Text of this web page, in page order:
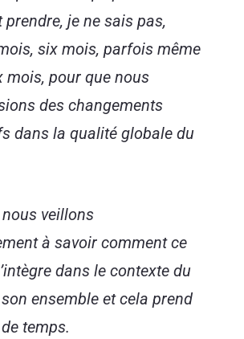
je ne sais pas,
six mois, parfois même
mois, pour que nous
des changements
dans la qualité globale du
veillons
à savoir comment ce
dans le contexte du
ensemble et cela prend
temps.